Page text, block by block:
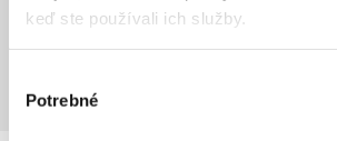
keď ste používali ich služby.
súhlasu
Potrebné
Zobraziť detail Pridať do košíka